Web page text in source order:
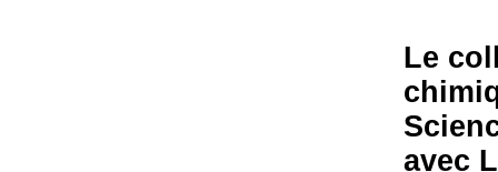
Le
avec